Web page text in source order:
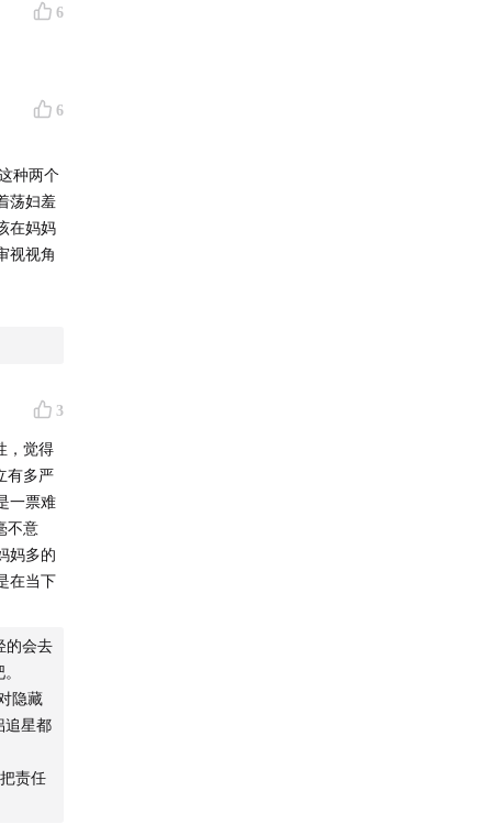
。
好卡
心，
高6
6
6
种两个
荡妇羞
在妈妈
视视角
3
，觉得
有多严
一票难
不意
妈多的
在当下
的会去
隐藏
追星都
责任